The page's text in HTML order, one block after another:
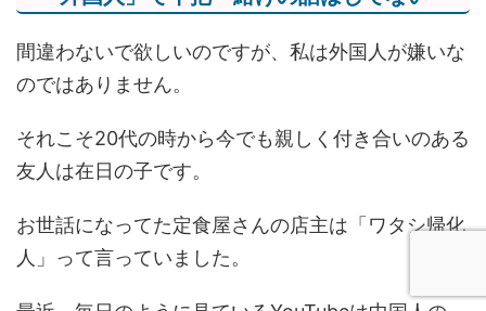
間違わないで欲しいのですが、私は外国人が嫌いな
のではありません。
それこそ20代の時から今でも親しく付き合いのある
友人は在日の子です。
お世話になってた定食屋さんの店主は「ワタシ帰化
人」って言っていました。